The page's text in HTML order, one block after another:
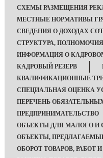
СХЕМЫ РАЗМЕЩЕНИЯ
МЕСТНЫЕ НОРМАТИВЫ
СВЕДЕНИЯ О ДОХОДАХ
СТРУКТУРА,
ИНФОРМАЦИЯ О
КАДРОВЫЙ РЕЗЕРВ
КВАЛИФИКАЦИОННЫЕ
СПЕЦИАЛЬНАЯ ОЦЕНКА
ПЕРЕЧЕНЬ
ПРЕДПРИНИМАТЕЛЬСТВО
ОБЪЕКТЫ ДЛЯ МАЛОГО И
ОБЪЕКТЫ,
ОБОРОТ ТОВАРОВ, РАБОТ